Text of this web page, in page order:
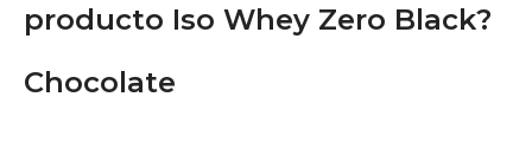
producto Iso Whey Zero Black?
Chocolate